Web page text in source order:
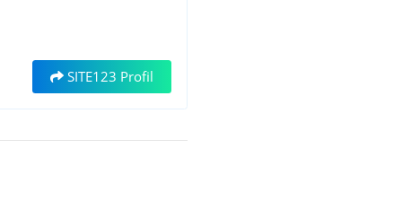
SITE123 Profil